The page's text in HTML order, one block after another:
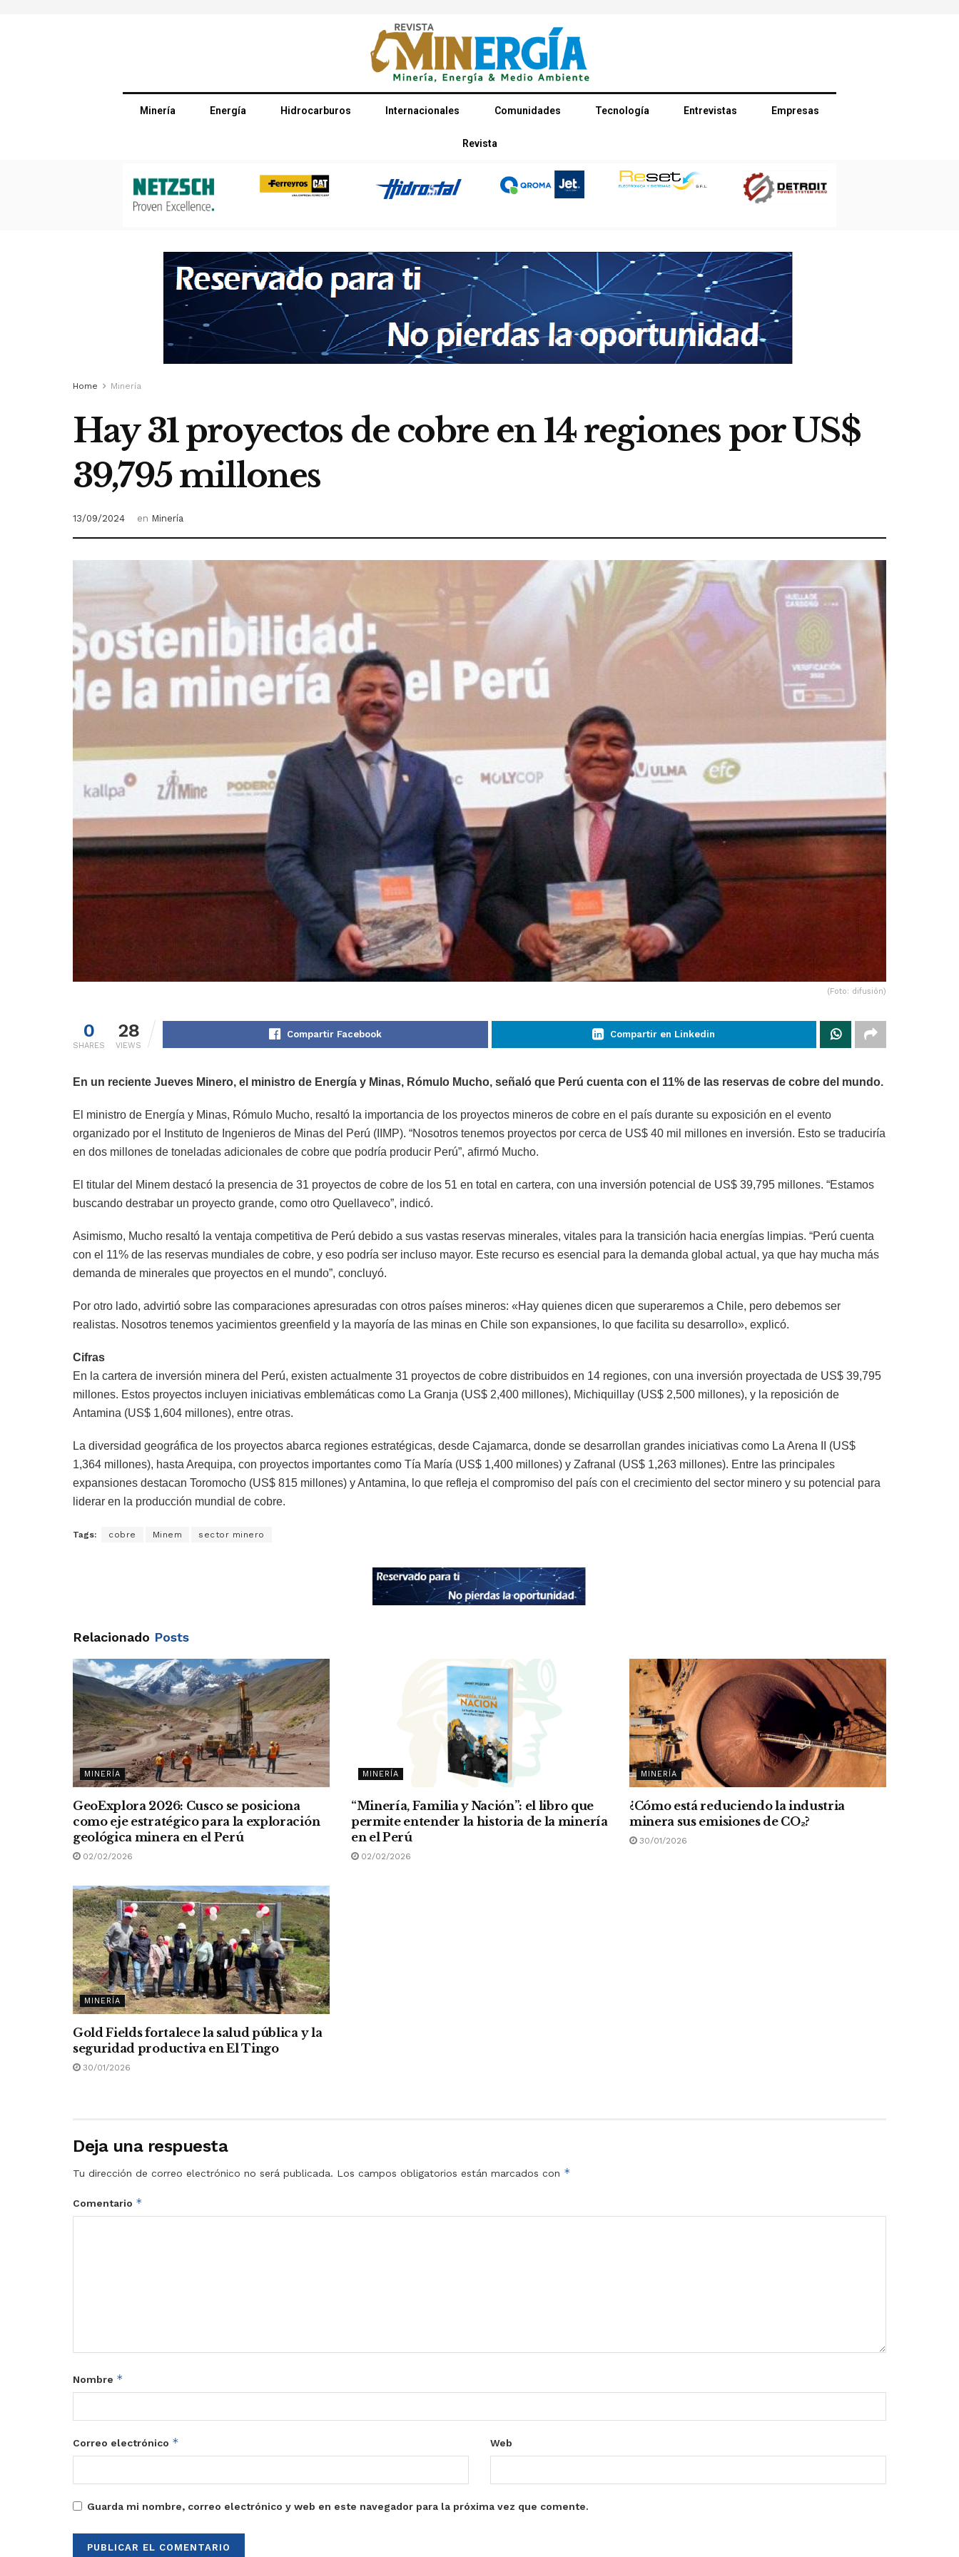
Minería Energía Hidrocarburos Internacionales Comunidades Tecnología Entrevistas Empresas
Revista
Home Minería
Hay 31 proyectos de cobre en 14 regiones por US$
39,795 millones
13/09/2024 en Minería
(Foto: difusión)
0
SHARES
28
VIEWS
Compartir Facebook Compartir en Linkedin
En un reciente Jueves Minero, el ministro de Energía y Minas, Rómulo Mucho, señaló que Perú cuenta con el 11% de las reservas de cobre del mundo.
El ministro de Energía y Minas, Rómulo Mucho, resaltó la importancia de los proyectos mineros de cobre en el país durante su exposición en el evento
organizado por el Instituto de Ingenieros de Minas del Perú (IIMP). “Nosotros tenemos proyectos por cerca de US$ 40 mil millones en inversión. Esto se traduciría
en dos millones de toneladas adicionales de cobre que podría producir Perú”, afirmó Mucho.
El titular del Minem destacó la presencia de 31 proyectos de cobre de los 51 en total en cartera, con una inversión potencial de US$ 39,795 millones. “Estamos
buscando destrabar un proyecto grande, como otro Quellaveco”, indicó.
Asimismo, Mucho resaltó la ventaja competitiva de Perú debido a sus vastas reservas minerales, vitales para la transición hacia energías limpias. “Perú cuenta
con el 11% de las reservas mundiales de cobre, y eso podría ser incluso mayor. Este recurso es esencial para la demanda global actual, ya que hay mucha más
demanda de minerales que proyectos en el mundo”, concluyó.
Por otro lado, advirtió sobre las comparaciones apresuradas con otros países mineros: «Hay quienes dicen que superaremos a Chile, pero debemos ser
realistas. Nosotros tenemos yacimientos greenfield y la mayoría de las minas en Chile son expansiones, lo que facilita su desarrollo», explicó.
Cifras
En la cartera de inversión minera del Perú, existen actualmente 31 proyectos de cobre distribuidos en 14 regiones, con una inversión proyectada de US$ 39,795
millones. Estos proyectos incluyen iniciativas emblemáticas como La Granja (US$ 2,400 millones), Michiquillay (US$ 2,500 millones), y la reposición de
Antamina (US$ 1,604 millones), entre otras.
La diversidad geográfica de los proyectos abarca regiones estratégicas, desde Cajamarca, donde se desarrollan grandes iniciativas como La Arena II (US$
1,364 millones), hasta Arequipa, con proyectos importantes como Tía María (US$ 1,400 millones) y Zafranal (US$ 1,263 millones). Entre las principales
expansiones destacan Toromocho (US$ 815 millones) y Antamina, lo que refleja el compromiso del país con el crecimiento del sector minero y su potencial para
liderar en la producción mundial de cobre.
Tags: cobre Minem sector minero
Relacionado Posts
MINERÍA
GeoExplora 2026: Cusco se posiciona
como eje estratégico para la exploración
geológica minera en el Perú
02/02/2026
MINERÍA
“Minería, Familia y Nación”: el libro que
permite entender la historia de la minería
en el Perú
02/02/2026
MINERÍA
¿Cómo está reduciendo la industria
minera sus emisiones de CO₂?
30/01/2026
MINERÍA
Gold Fields fortalece la salud pública y la
seguridad productiva en El Tingo
30/01/2026
Deja una respuesta
Tu dirección de correo electrónico no será publicada. Los campos obligatorios están marcados con *
Comentario *
Nombre *
Correo electrónico * Web
Guarda mi nombre, correo electrónico y web en este navegador para la próxima vez que comente.